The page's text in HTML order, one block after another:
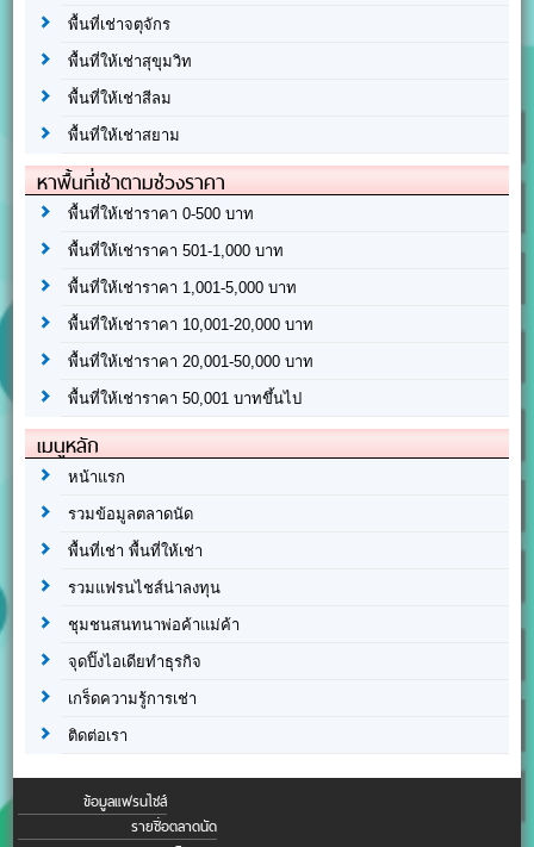
พื้นที่เช่าจตุจักร
พื้นที่ให้เช่าสุขุมวิท
พื้นที่ให้เช่าสีลม
พื้นที่ให้เช่าสยาม
หาพื้นที่เช่าตามช่วงราคา
พื้นที่ให้เช่าราคา 0-500 บาท
พื้นที่ให้เช่าราคา 501-1,000 บาท
พื้นที่ให้เช่าราคา 1,001-5,000 บาท
พื้นที่ให้เช่าราคา 10,001-20,000 บาท
พื้นที่ให้เช่าราคา 20,001-50,000 บาท
พื้นที่ให้เช่าราคา 50,001 บาทขึ้นไป
เมนูหลัก
หน้าแรก
รวมข้อมูลตลาดนัด
พื้นที่เช่า พื้นที่ให้เช่า
รวมแฟรนไชส์น่าลงทุน
ชุมชนสนทนาพ่อค้าแม่ค้า
จุดปิ๊งไอเดียทำธุรกิจ
เกร็ดความรู้การเช่า
ติดต่อเรา
ข้อมูลแฟรนไชส์
รายชื่อตลาดนัด